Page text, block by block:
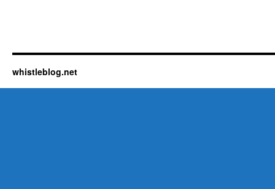
whistleblog.net